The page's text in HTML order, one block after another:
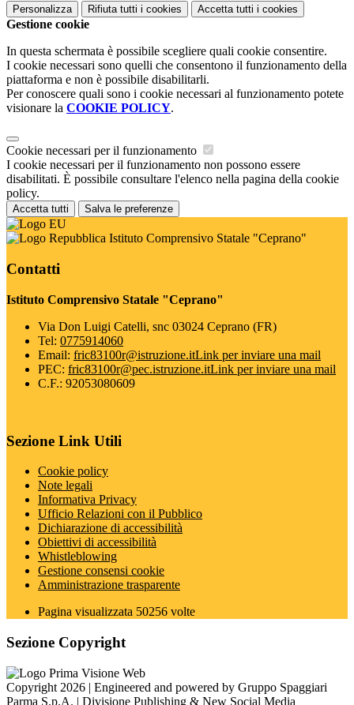
Personalizza Rifiuta tutti i cookies Accetta tutti i cookies
Gestione cookie
In questa schermata è possibile scegliere quali cookie consentire.
I cookie necessari sono quelli che consentono il funzionamento della
piattaforma e non è possibile disabilitarli.
Per conoscere quali sono i cookie necessari al funzionamento potete
visionare la COOKIE POLICY.
Cookie necessari per il funzionamento
I cookie necessari per il funzionamento non possono essere
disabilitati. È possibile consultare l'elenco nella pagina della cookie
policy.
Accetta tutti Salva le preferenze
Istituto Comprensivo Statale "Ceprano"
Contatti
Istituto Comprensivo Statale "Ceprano"
Via Don Luigi Catelli, snc 03024 Ceprano (FR)
Tel: 0775914060
Email: fric83100r@istruzione.itLink per inviare una mail
PEC: fric83100r@pec.istruzione.itLink per inviare una mail
C.F.: 92053080609
Sezione Link Utili
Cookie policy
Note legali
Informativa Privacy
Ufficio Relazioni con il Pubblico
Dichiarazione di accessibilità
Obiettivi di accessibilità
Whistleblowing
Gestione consensi cookie
Amministrazione trasparente
Pagina visualizzata 50256 volte
Sezione Copyright
Copyright 2026 | Engineered and powered by Gruppo Spaggiari
Parma S.p.A. | Divisione Publishing & New Social Media